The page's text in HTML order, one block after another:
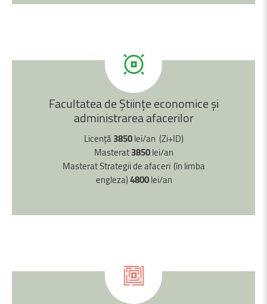
FacultateadeŞtiințeeconomiceşi
administrareaafacerilor
Licență3850lei/an (Zi+ID)
Masterat3850lei/an
Masterat Strategii de afaceri (în limba
engleza)4800lei/an